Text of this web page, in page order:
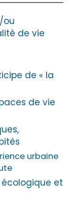
ou
de vie
de « la
de vie
urbaine
écologique et